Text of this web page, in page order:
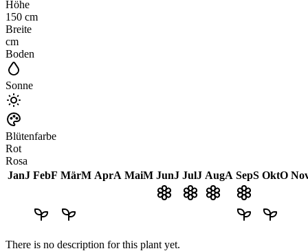
Höhe
150 cm
Breite
cm
Boden
Sonne
Blütenfarbe
Rot
Rosa
JanJ FebF MärM AprA MaiM JunJ JulJ AugA SepS OktO
There is no description for this plant yet.